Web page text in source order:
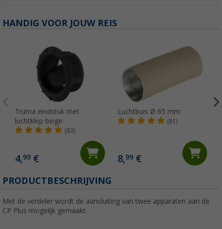
HANDIG VOOR JOUW REIS
Truma eindstuk met
luchtklep beige
(83)
4,99 €
Luchtbuis Ø 65 mm
(81)
8,99€
PRODUCTBESCHRIJVING
Met de verdeler wordt de aansluiting van twee apparaten aan de
CP Plus mogelijk gemaakt.